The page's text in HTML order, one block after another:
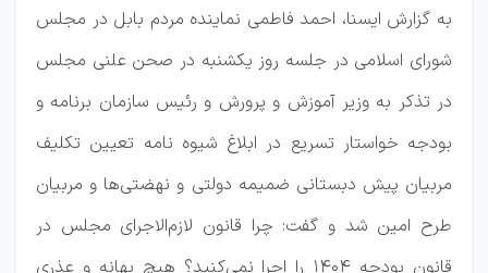
به گزارش ایسنا، احمد فاطمی نماینده مردم بابل در مجلس
شورای اسلامی در جلسه روز یکشنبه در صحن علنی مجلس
در تذکر به وزیر آموزش و پرورش و رئیس سازمان برنامه و
بودجه خواستار تسریع در ابلاغ شیوه نامه تعیین تکلیف
مربیان پیش دبستانی ضمیمه دولتی و نهضتی‌ها و مربیان
طرح امین شد و گفت: چرا قانون لازم‌الاجرای مجلس در
قانون بودجه ۱۴۰۴ را اجرا نمی‌کنید؟ هیچ بهانه و عذری